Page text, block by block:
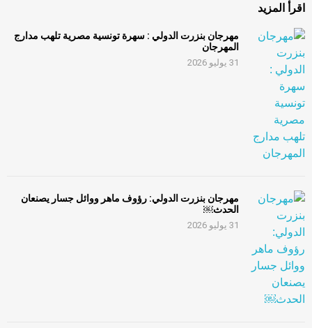
اقرأ المزيد
مهرجان بنزرت الدولي : سهرة تونسية مصرية تلهب مدارج
المهرجان
31 يوليو 2026
مهرجان بنزرت الدولي: رؤوف ماهر ووائل جسار يصنعان
الحدث￼
31 يوليو 2026